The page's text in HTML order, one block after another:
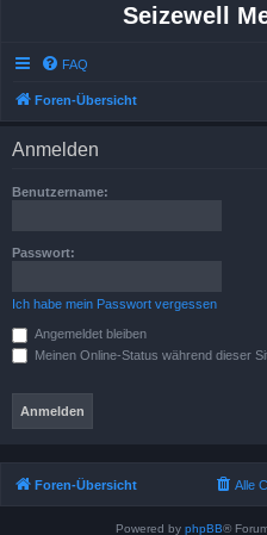
Seizewell
FAQ
Foren-Übersicht
Anmelden
Benutzername:
Passwort:
Ich habe mein Passwort vergessen
Angemeldet bleiben
Meinen Online-Status während dieser
Foren-Übersicht Alle
Powered by phpBB®